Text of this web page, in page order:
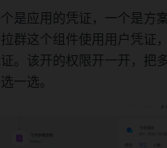
是应用的凭证，一个是方
群这个组件使用用户凭证
。该开的权限开一开，把
一选。